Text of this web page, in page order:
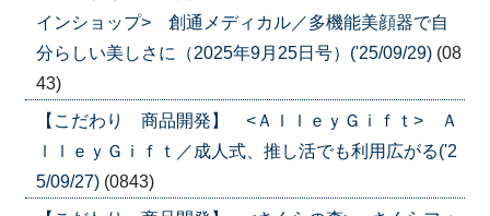
インショップ> 創通メディカル／多機能美顔器で自
分らしい美しさに（2025年9月25日号）('25/09/29) (08
43)
【こだわり 商品開発】 <ＡｌｌｅｙＧｉｆｔ> Ａ
ｌｌｅｙＧｉｆｔ／成人式、推し活でも利用広がる('2
5/09/27) (0843)